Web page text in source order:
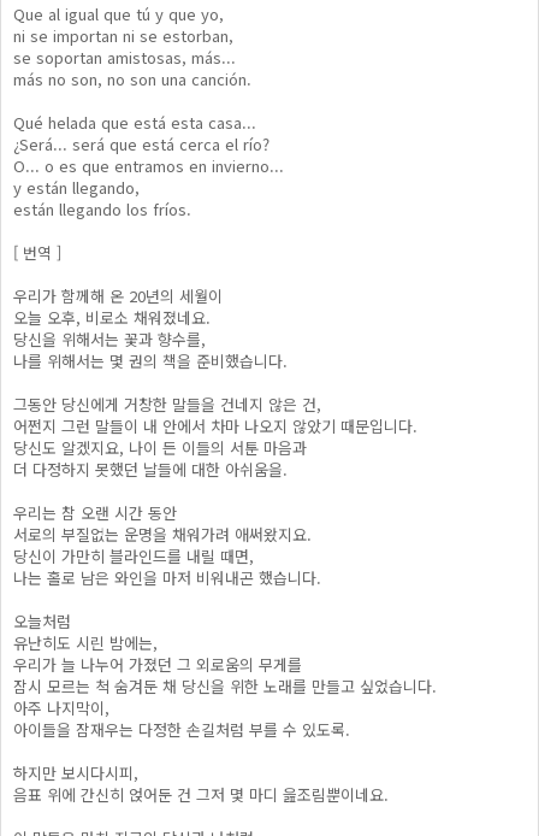
Que al igual que tú y que yo,
ni se importan ni se estorban,
se soportan amistosas, más...
más no son, no son una canción.
Qué helada que está esta casa...
¿Será... será que está cerca el río?
O... o es que entramos en invierno...
y están llegando,
están llegando los fríos.
[ 번역 ]
우리가 함께해 온 20년의 세월이
오늘 오후, 비로소 채워졌네요.
당신을 위해서는 꽃과 향수를,
나를 위해서는 몇 권의 책을 준비했습니다.
그동안 당신에게 거창한 말들을 건네지 않은 건,
어쩐지 그런 말들이 내 안에서 차마 나오지 않았기 때문입니다.
당신도 알겠지요, 나이 든 이들의 서툰 마음과
더 다정하지 못했던 날들에 대한 아쉬움을.
우리는 참 오랜 시간 동안
서로의 부질없는 운명을 채워가려 애써왔지요.
당신이 가만히 블라인드를 내릴 때면,
나는 홀로 남은 와인을 마저 비워내곤 했습니다.
오늘처럼
유난히도 시린 밤에는,
우리가 늘 나누어 가졌던 그 외로움의 무게를
잠시 모르는 척 숨겨둔 채 당신을 위한 노래를 만들고 싶었습니다.
아주 나지막이,
아이들을 잠재우는 다정한 손길처럼 부를 수 있도록.
하지만 보시다시피,
음표 위에 간신히 얹어둔 건 그저 몇 마디 읊조림뿐이네요.